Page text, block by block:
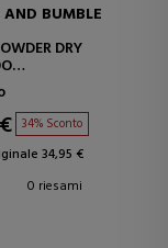
BUMBLE
DRY
SECCO PULIZIA
34% Sconto
34,95 €
0 riesami